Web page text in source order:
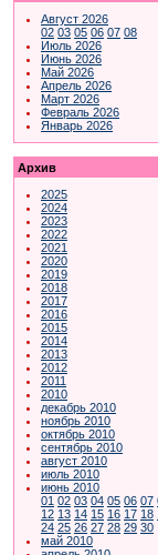
Август 2026
02 03 05 06 07 08
Июль 2026
Июнь 2026
Май 2026
Апрель 2026
Март 2026
Февраль 2026
Январь 2026
Архив
2025
2024
2023
2022
2021
2020
2019
2018
2017
2016
2015
2014
2013
2012
2011
2010
декабрь 2010
ноябрь 2010
октябрь 2010
сентябрь 2010
август 2010
июль 2010
июнь 2010
01 02 03 04 05 06 07
12 13 14 15 16 17 18
24 25 26 27 28 29 30
май 2010